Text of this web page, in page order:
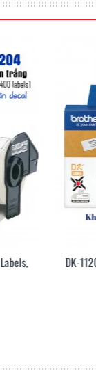
đánh dấu trong
thắm.
DK-